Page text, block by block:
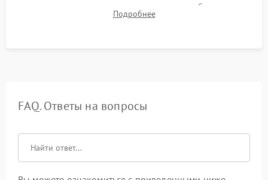
удержания точки, качества передачи видео, работы системы
возврата домой (RTH) и дальности радиосвязи.
Подробнее
FAQ. Ответы на вопросы